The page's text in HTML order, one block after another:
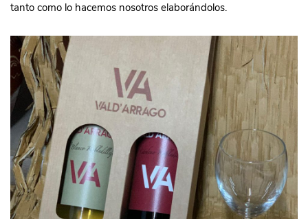
tanto como lo hacemos nosotros elaborándolos.